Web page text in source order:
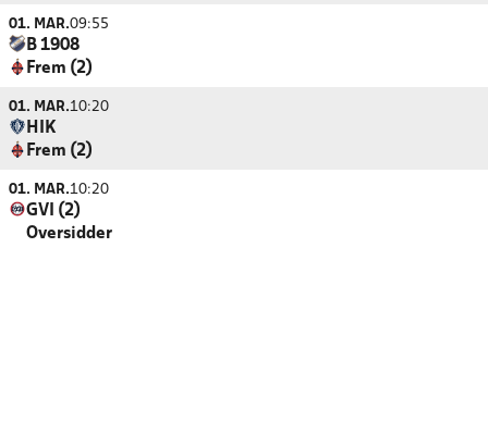
01. MAR.09:55
B 1908
Frem (2)
01. MAR.10:20
HIK
Frem (2)
01. MAR.10:20
GVI (2)
Oversidder